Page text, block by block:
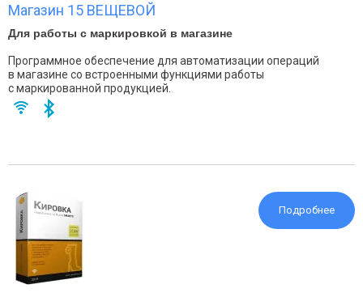
Магазин 15 ВЕЩЕВОЙ
Для работы с маркировкой в магазине
Программное обеспечение для автоматизации операций
в магазине со встроенными функциями работы
с маркированной продукцией.
Подробнее